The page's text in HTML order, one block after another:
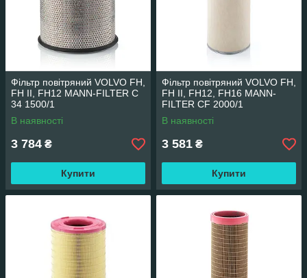
Фільтр повітряний VOLVO FH,
FH II, FH12 MANN-FILTER C
34 1500/1
В наявності
3 784 ₴
Купити
Фільтр повітряний VOLVO FH,
FH II, FH12, FH16 MANN-
FILTER CF 2000/1
В наявності
3 581 ₴
Купити